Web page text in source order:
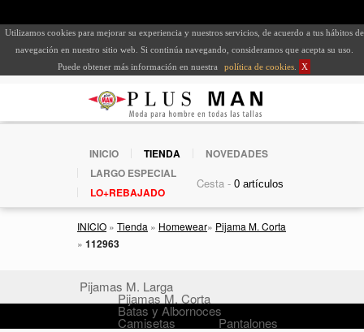
Utilizamos cookies para mejorar su experiencia y nuestros servicios, de acuerdo a tus hábitos de
navegación en nuestro sitio web. Si continúa navegando, consideramos que acepta su uso.
Puede obtener más información en nuestra
política de cookies X
INICIO TIENDA
NOVEDADES
LARGO ESPECIAL
LO+REBAJADO
Cesta -
INICIO » Tienda » Homewear» Pijama M. Corta
» 112963
Pijamas M. Larga
Pijamas M. Corta
Batas y Albornoces
Camisetas Pantalones